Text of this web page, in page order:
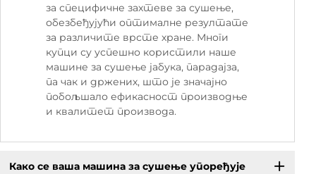
за специфичне захтеве за сушење,
обезбеђујући оптималне резултате
за различите врсте хране. Многи
купци су успешно користили наше
машине за сушење јабука, парадајза,
па чак и држених, што је значајно
побољшало ефикасност производње
и квалитет производа.
Како се ваша машина за сушење упоређује